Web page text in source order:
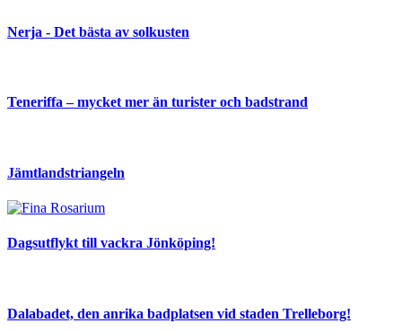
Nerja - Det bästa av solkusten
Teneriffa – mycket mer än turister och badstrand
Jämtlandstriangeln
Dagsutflykt till vackra Jönköping!
Dalabadet, den anrika badplatsen vid staden Trelleborg!